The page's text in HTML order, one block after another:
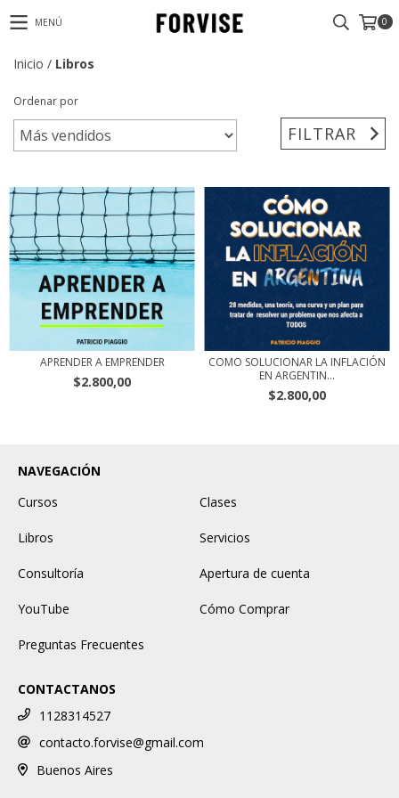
MENÚ 0
Inicio / Libros
Ordenar por
FILTRAR
APRENDER A EMPRENDER
$2.800,00
COMO SOLUCIONAR LA INFLACIÓN
EN ARGENTIN...
$2.800,00
NAVEGACIÓN
Cursos
Clases
Libros Servicios
Consultoría Apertura de cuenta
YouTube Cómo Comprar
Preguntas Frecuentes
CONTACTANOS
1128314527
contacto.forvise@gmail.com
Buenos Aires